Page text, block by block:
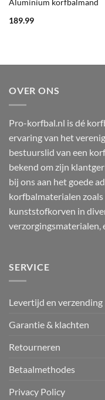
Aluminium korfbalmand
189.99
OVER ONS
Pro-korfbal.nl is dé
ervaring van het
bestuurslid van een
bekend om zijn
bij ons aan het goede
korfbalmaterialen
kunststofkorven in
verzorgingsmaterialen,
SERVICE
Levertijd en verzending
Garantie & klachten
Retourneren
Betaalmethodes
Privacy Policy